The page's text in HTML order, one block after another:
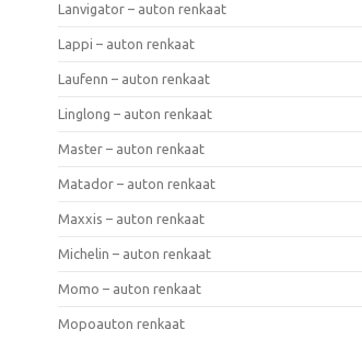
Lanvigator – auton renkaat
Lappi – auton renkaat
Laufenn – auton renkaat
Linglong – auton renkaat
Master – auton renkaat
Matador – auton renkaat
Maxxis – auton renkaat
Michelin – auton renkaat
Momo – auton renkaat
Mopoauton renkaat